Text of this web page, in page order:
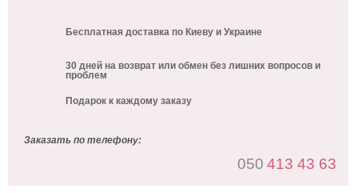
Бесплатная доставка по Киеву и Украине
30 дней на возврат или обмен без лишних вопросов и
проблем
Подарок к каждому заказу
Заказать по телефону:
050 413 43 63